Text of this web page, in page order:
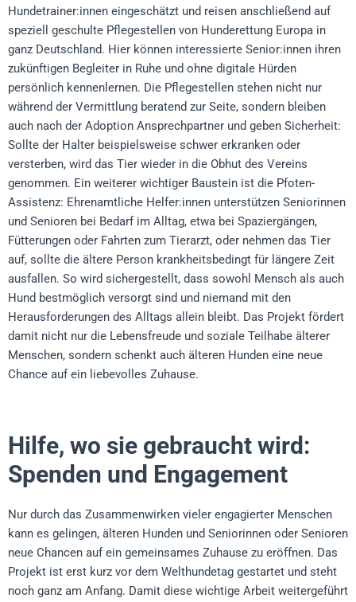
Hundetrainer:innen eingeschätzt und reisen anschließend auf
speziell geschulte Pflegestellen von Hunderettung Europa in
ganz Deutschland. Hier können interessierte Senior:innen ihren
zukünftigen Begleiter in Ruhe und ohne digitale Hürden
persönlich kennenlernen. Die Pflegestellen stehen nicht nur
während der Vermittlung beratend zur Seite, sondern bleiben
auch nach der Adoption Ansprechpartner und geben Sicherheit:
Sollte der Halter beispielsweise schwer erkranken oder
versterben, wird das Tier wieder in die Obhut des Vereins
genommen. Ein weiterer wichtiger Baustein ist die Pfoten-
Assistenz: Ehrenamtliche Helfer:innen unterstützen Seniorinnen
und Senioren bei Bedarf im Alltag, etwa bei Spaziergängen,
Fütterungen oder Fahrten zum Tierarzt, oder nehmen das Tier
auf, sollte die ältere Person krankheitsbedingt für längere Zeit
ausfallen. So wird sichergestellt, dass sowohl Mensch als auch
Hund bestmöglich versorgt sind und niemand mit den
Herausforderungen des Alltags allein bleibt. Das Projekt fördert
damit nicht nur die Lebensfreude und soziale Teilhabe älterer
Menschen, sondern schenkt auch älteren Hunden eine neue
Chance auf ein liebevolles Zuhause.
Hilfe, wo sie gebraucht wird:
Spenden und Engagement
Nur durch das Zusammenwirken vieler engagierter Menschen
kann es gelingen, älteren Hunden und Seniorinnen oder Senioren
neue Chancen auf ein gemeinsames Zuhause zu eröffnen. Das
Projekt ist erst kurz vor dem Welthundetag gestartet und steht
noch ganz am Anfang. Damit diese wichtige Arbeit weitergeführt